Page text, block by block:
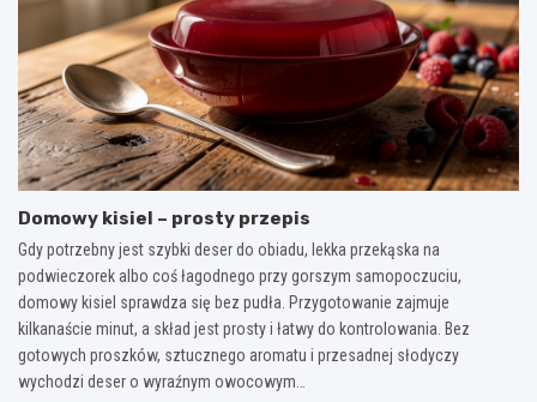
Domowy kisiel – prosty przepis
Gdy potrzebny jest szybki deser do obiadu, lekka przekąska na
podwieczorek albo coś łagodnego przy gorszym samopoczuciu,
domowy kisiel sprawdza się bez pudła. Przygotowanie zajmuje
kilkanaście minut, a skład jest prosty i łatwy do kontrolowania. Bez
gotowych proszków, sztucznego aromatu i przesadnej słodyczy
wychodzi deser o wyraźnym owocowym…